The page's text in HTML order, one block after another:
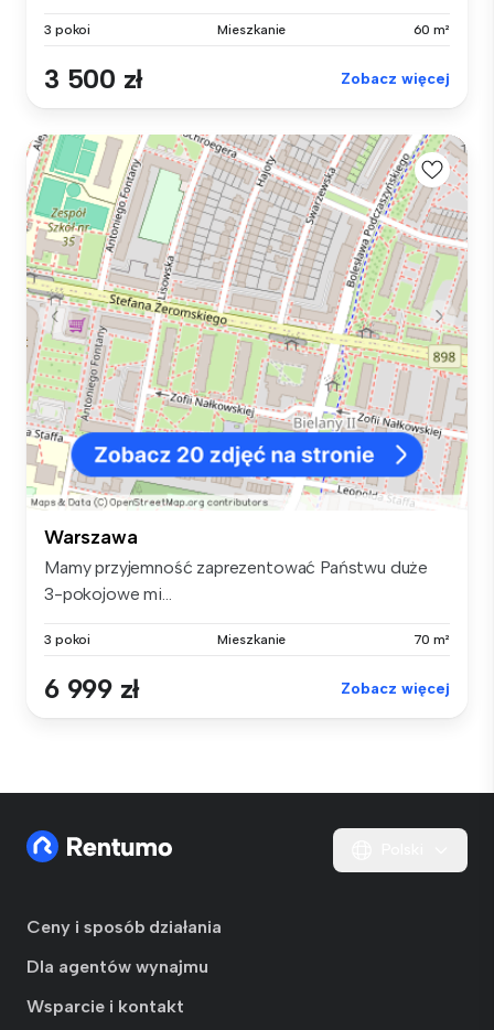
3 pokoi Mieszkanie 60 m²
3 500 zł Zobacz więcej
Warszawa
Mamy przyjemność zaprezentować Państwu duże
3-pokojowe mi...
3 pokoi Mieszkanie 70 m²
6 999 zł Zobacz więcej
Ceny i sposób działania
Dla agentów wynajmu
Wsparcie i kontakt